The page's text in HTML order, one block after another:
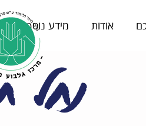
אודות מידע נוסף
נחל